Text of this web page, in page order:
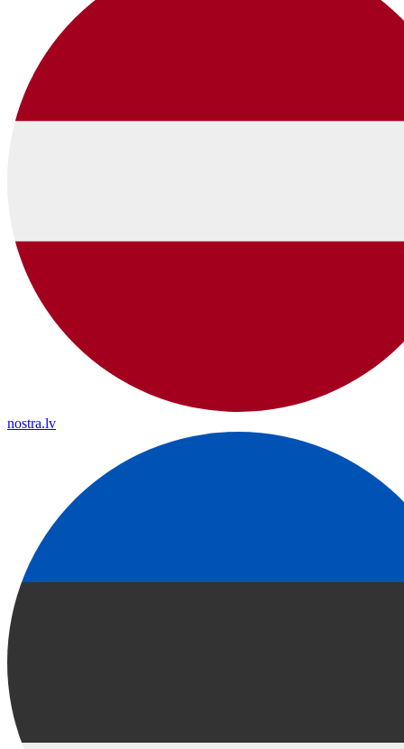
nostra.lv